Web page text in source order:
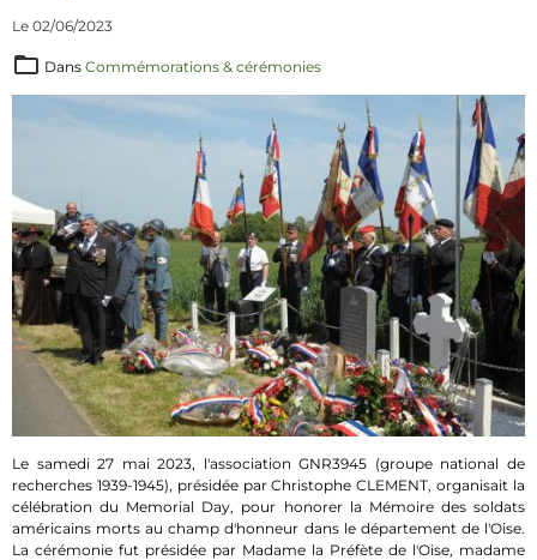
Le 02/06/2023
Dans Commémorations & cérémonies
Le samedi 27 mai 2023, l'association GNR3945 (groupe national de
recherches 1939-1945), présidée par Christophe CLEMENT, organisait la
célébration du Memorial Day, pour honorer la Mémoire des soldats
américains morts au champ d'honneur dans le département de l'Oise.
La cérémonie fut présidée par Madame la Préfète de l'Oise, madame